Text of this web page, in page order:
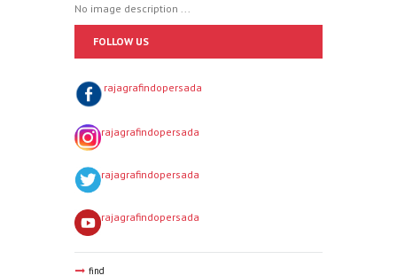
No image description ...
FOLLOW US
rajagrafindopersada
rajagrafindopersada
rajagrafindopersada
rajagrafindopersada
find